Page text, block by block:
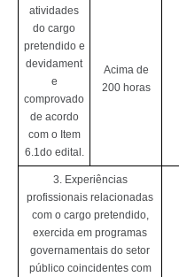
atividades
do cargo
pretendido e
devidament
e
comprovado
de acordo
com o Item
6.1do edital.
Acima de
200 horas
3. Experiências
profissionais relacionadas
com o cargo pretendido,
exercida em programas
governamentais do setor
público coincidentes com